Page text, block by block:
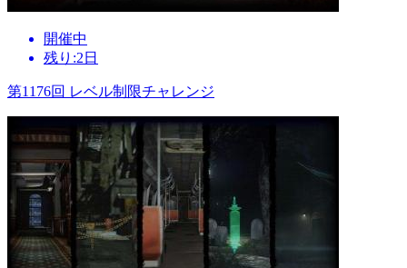
開催中
残り:2日
第1176回 レベル制限チャレンジ